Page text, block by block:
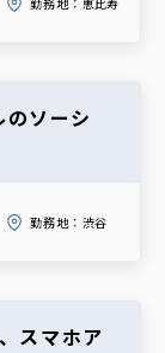
のソーシ
勤務地： 渋谷
スマホア